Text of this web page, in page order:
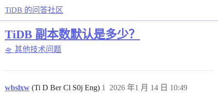
TiDB 的问答社区
TiDB 副本数默认是多少？
🛸 其他技术问题
wbslxw (Ti D Ber Cl S0j Eng) 2026 年1 月 14 日 10:49
1